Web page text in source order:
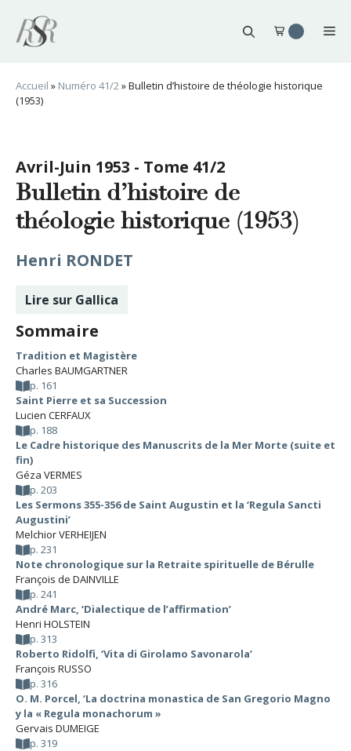
contenu
Accueil » Numéro 41/2»Bulletin d’histoire de théologie historique
(1953)
Avril-Juin 1953 - Tome 41/2
Bulletin d’histoire de
théologie historique (1953)
Henri RONDET
Lire sur Gallica
Sommaire
Tradition et Magistère
Charles BAUMGARTNER
p. 161
Saint Pierre et sa Succession
Lucien CERFAUX
p. 188
Le Cadre historique des Manuscrits de la Mer Morte (suite et
fin)
Géza VERMES
p. 203
Les Sermons 355-356 de Saint Augustin et la ‘Regula Sancti
Augustini’
Melchior VERHEIJEN
p. 231
Note chronologique sur la Retraite spirituelle de Bérulle
François de DAINVILLE
p. 241
André Marc, ‘Dialectique de l’affirmation’
Henri HOLSTEIN
p. 313
Roberto Ridolfi, ‘Vita di Girolamo Savonarola’
François RUSSO
p. 316
O. M. Porcel, ‘La doctrina monastica de San Gregorio Magno
y la « Regula monachorum »
Gervais DUMEIGE
p. 319